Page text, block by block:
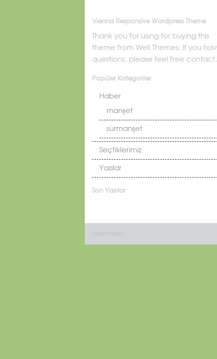
Vienna Responsive Wordpress Theme
Thank you for using for buying this
theme from Well Themes. If you
questions, please feel free contact.
Popüler Kategoriler
Haber
manşet
sürmanşet
Seçtiklerimiz
Yazılar
Son Yazılar
Siyasi Haber